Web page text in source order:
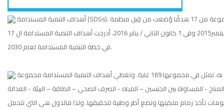
الأمم المتحدة، وقد ذُكرت هذه الاهداف في قرار الجمعية العامة للأمم المتحدة في 25 أيلول/سبتمبر2015 وفي 1 كانون الثاني / يناير 2016، أدرجت أهداف التنمية المستدامة ال 17
في خطة التنمية المستدامة لعام 2030.
- المساواة بين الجنسين – المياه - الصرف الصحي – الطاقة – البيئة - العدالة
تأخذ زمام ملكيتها وتضع أطر وطنية لتحقيقها. ولذا فالدول هي التي تتحمل